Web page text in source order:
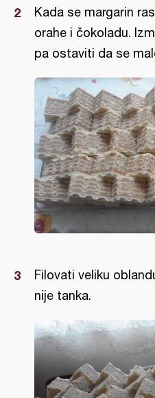
Kada se margarin
orahe i čokoladu.
pa ostaviti da se
Filovati veliku
nije tanka.